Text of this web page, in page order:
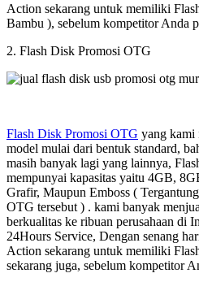
Action sekarang untuk memiliki
Bambu ), sebelum kompetitor Anda
2. Flash Disk Promosi OTG
Flash Disk Promosi OTG yang kami
model mulai dari bentuk standard,
masih banyak lagi yang lainnya,
mempunyai kapasitas yaitu 4GB,
Grafir, Maupun Emboss (
OTG tersebut ) . kami banyak
berkualitas ke ribuan perusahaan di
24Hours Service, Dengan senang
Action sekarang untuk memiliki
sekarang juga, sebelum kompetitor